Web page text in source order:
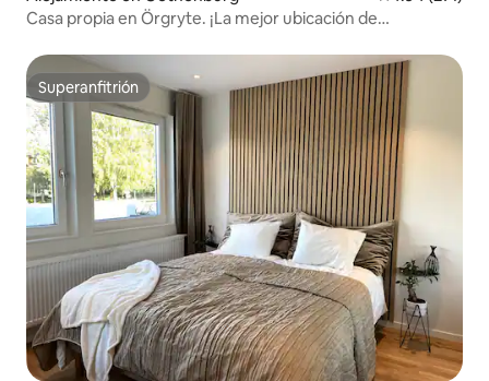
Casa propia en Örgryte. ¡La mejor ubicación de
Superanfitrión
Superanfitrión